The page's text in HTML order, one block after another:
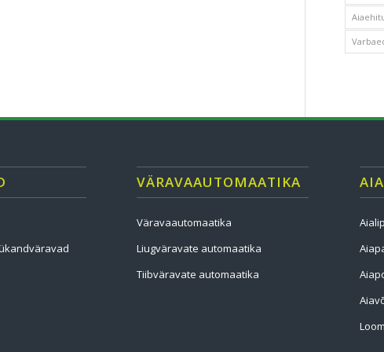
VÄRAVAAUTOMAATIKA
Väravaautomaatika
Liugväravate automaatika
Tiibväravate automaatika